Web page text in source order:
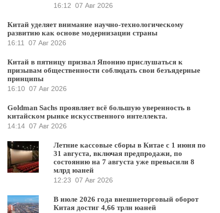
16:12 07 Авг 2026
Китай уделяет внимание научно-технологическому
развитию как основе модернизации страны
16:11
07 Авг 2026
Китай в пятницу призвал Японию прислушаться к
призывам общественности соблюдать свои безъядерные
принципы
16:10 07 Авг 2026
Goldman Sachs проявляет всё большую уверенность в
китайском рынке искусственного интеллекта.
14:14 07 Авг 2026
Летние кассовые сборы в Китае с 1 июня по
31 августа, включая предпродажи, по
состоянию на 7 августа уже превысили 8
млрд юаней
12:23 07 Авг 2026
В июле 2026 года внешнеторговый оборот
Китая достиг 4,66 трлн юаней